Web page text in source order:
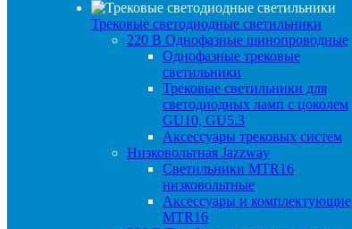
Трековые светодиодные светильники
220 B Однофазные шинопроводные
Однофазные трековые
светильники
Трековые светильники для
светодиодных ламп с цоколем
GU10, GU5.3
Аксессуары трековых систем
Низковольтная Jazzway
Светильники MTR16
низковольтные
Аксессуары и комплектующие
MTR16